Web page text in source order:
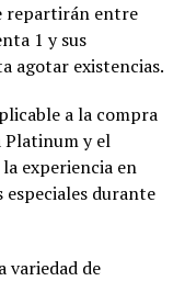
repartirán entre
1 y sus
agotar existencias.
a la compra
Platinum y el
experiencia en
especiales durante
variedad de